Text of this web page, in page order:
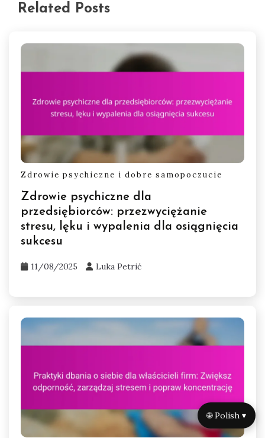
Related Posts
Zdrowie psychiczne i dobre samopoczucie
Zdrowie psychiczne dla
przedsiębiorców: przezwyciężanie
stresu, lęku i wypalenia dla osiągnięcia
sukcesu
11/08/2025 Luka Petrić
🌐 Polish ▾